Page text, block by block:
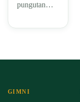
pungutan…
GIMNI